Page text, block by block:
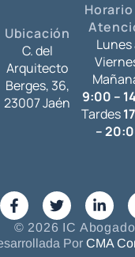
Ubicación
C. del
Arquitecto
Berges, 36,
23007 Jaén
Lunes
9:00 –
Tardes
–
© 2026 IC
Por CMA